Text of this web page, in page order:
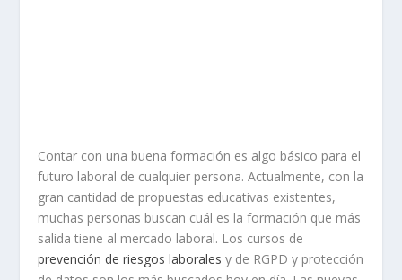
Contar con una buena formación es algo básico para el
futuro laboral de cualquier persona. Actualmente, con la
gran cantidad de propuestas educativas existentes,
muchas personas buscan cuál es la formación que más
salida tiene al mercado laboral. Los cursos de
prevención de riesgos laborales y de RGPD y protección